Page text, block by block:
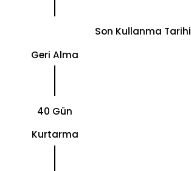
Son Kullanma Tarihi
Geri Alma
40 Gün
Kurtarma